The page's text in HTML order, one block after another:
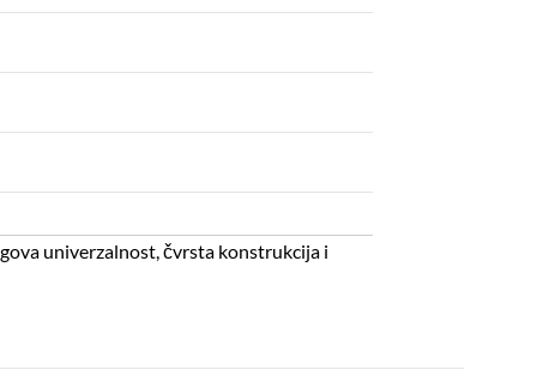
univerzalnost, čvrsta konstrukcija i